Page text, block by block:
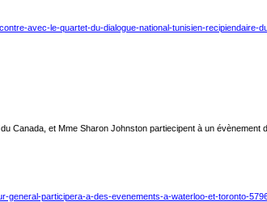
avec-le-quartet-du-dialogue-national-tunisien-recipiendaire-
Canada, et Mme Sharon Johnston partiecipent à un évènement
participera-a-des-evenements-a-waterloo-et-toronto-